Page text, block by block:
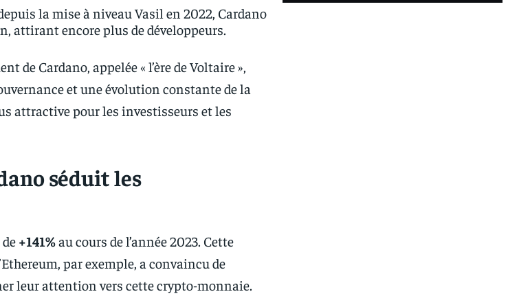
la mise à niveau Vasil en 2022, Cardano
attirant encore plus de développeurs.
de Cardano, appelée « l’ère de Voltaire »,
et une évolution constante de la
attractive pour les investisseurs et les
séduit les
+141%au cours de l’année 2023. Cette
par exemple, a convaincu de
leur attention vers cette crypto-monnaie.